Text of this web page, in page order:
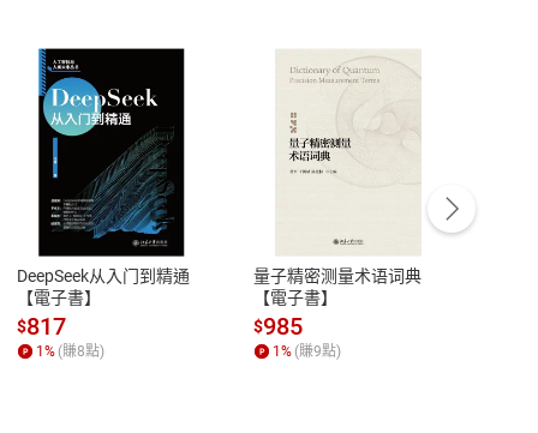
性
參
客服資訊
服務時間：週一到週五 10:00-12:00、
13:00-17:00 (國定假日及例假日休息)
客服電話：0080-1857077
DeepSeek从入门到精通
【電子書】
$817
1% (賺8點)
量子精密测量术语词典
【電子書】
$985
1% (賺9點)